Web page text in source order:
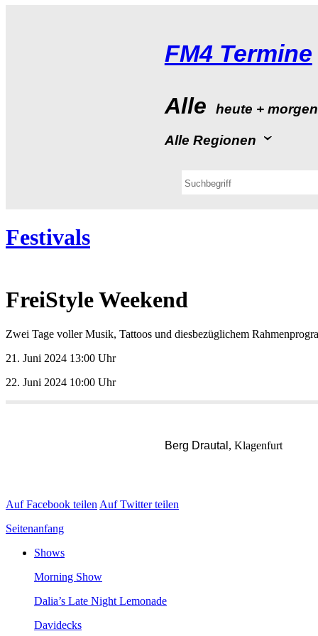
FM4Termine
Alle heute+morgen
AlleRegionen
Festivals
FreiStyleWeekend
21.Juni202413:00Uhr
22.Juni202410:00Uhr
BergDrautal , Klagenfurt
AufFacebookteilen AufTwitterteilen
Seitenanfang
Shows
MorningShow
Dalia’sLateNightLemonade
Davidecks